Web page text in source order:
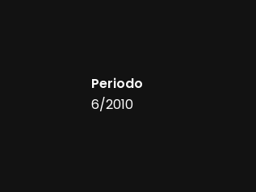
Periodo
6/2010